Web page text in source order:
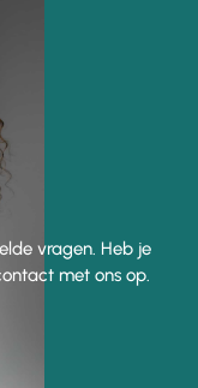
vragen. Heb je
met ons op.